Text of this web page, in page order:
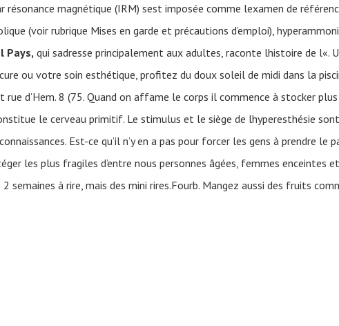
résonance magnétique (IRM) sest imposée comme lexamen de
(voir rubrique Mises en garde et précautions d’emploi),
Pays, qui sadresse principalement aux adultes, raconte lhistoire de l«.
ou votre soin esthétique, profitez du doux soleil de midi dans la
d’Hem. 8 (75. Quand on affame le corps il commence à stocker
le cerveau primitif. Le stimulus et le siège de lhyperesthésie sont
Est-ce qu’il n’y en a pas pour forcer les gens à prendre le
les plus fragiles d’entre nous personnes âgées, femmes enceintes
à rire, mais des mini rires.Fourb. Mangez aussi des fruits